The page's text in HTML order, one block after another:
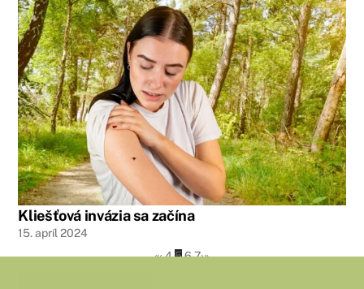
Kliešťová invázia sa začína
15.apríl 2024
«‹4567›»